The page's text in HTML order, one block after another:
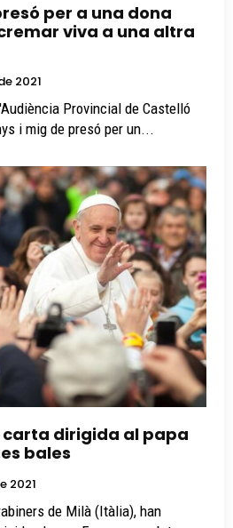
per a una dona
viva a una altra
2021
i mig de presó per un...
dirigida al papa
bales
2021